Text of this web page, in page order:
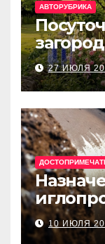
АВТОРУБРИКА
отдыха
27 ИЮЛЯ
матов
10 ИЮЛЯ